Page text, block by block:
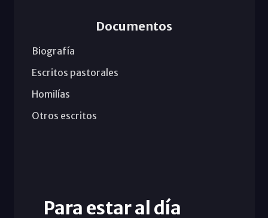
Documentos
Biografía
Escritos pastorales
Homilías
Otros escritos
Para estar al día